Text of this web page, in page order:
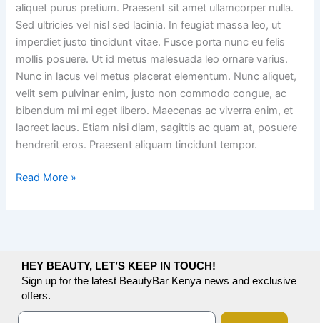
aliquet purus pretium. Praesent sit amet ullamcorper nulla.
Sed ultricies vel nisl sed lacinia. In feugiat massa leo, ut
imperdiet justo tincidunt vitae. Fusce porta nunc eu felis
mollis posuere. Ut id metus malesuada leo ornare varius.
Nunc in lacus vel metus placerat elementum. Nunc aliquet,
velit sem pulvinar enim, justo non commodo congue, ac
bibendum mi mi eget libero. Maecenas ac viverra enim, et
laoreet lacus. Etiam nisi diam, sagittis ac quam at, posuere
hendrerit eros. Praesent aliquam tincidunt tempor.
Read More »
HEY BEAUTY, LET’S KEEP IN TOUCH!
Sign up for the latest BeautyBar Kenya news and exclusive
offers.